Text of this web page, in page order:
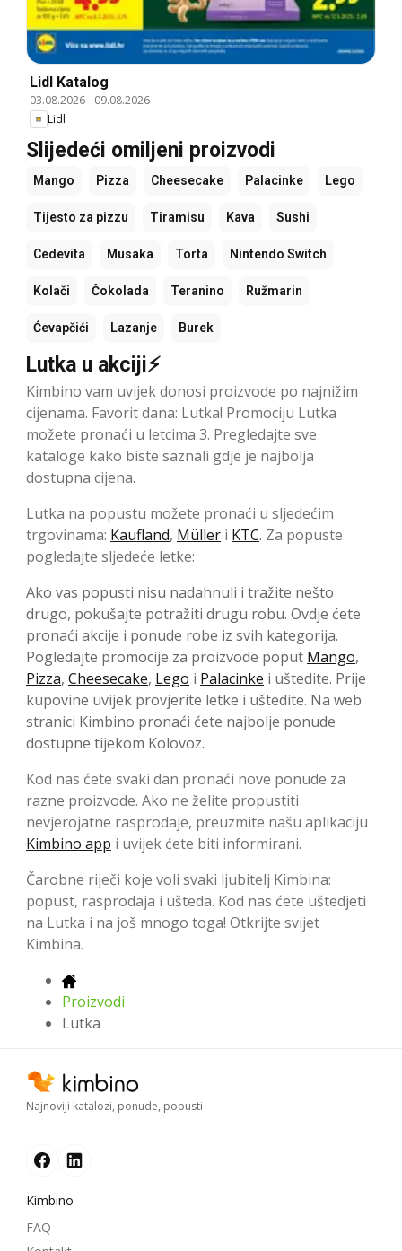
Lidl Katalog
03.08.2026- 09.08.2026
Lidl
Slijedeći omiljeni proizvodi
Mango Pizza Cheesecake Palacinke Lego
Tijesto za pizzu Tiramisu Kava Sushi
Cedevita Musaka Torta Nintendo Switch
Kolači Čokolada Teranino Ružmarin
Ćevapčići Lazanje Burek
Lutka u akciji⚡
Kimbino vam uvijek donosi proizvode po najnižim
cijenama. Favorit dana: Lutka! Promociju Lutka
možete pronaći u letcima 3. Pregledajte sve
kataloge kako biste saznali gdje je najbolja
dostupna cijena.
Lutka na popustu možete pronaći u sljedećim
trgovinama: Kaufland, Müller i KTC. Za popuste
pogledajte sljedeće letke:
Ako vas popusti nisu nadahnuli i tražite nešto
drugo, pokušajte potražiti drugu robu. Ovdje ćete
pronaći akcije i ponude robe iz svih kategorija.
Pogledajte promocije za proizvode poput Mango,
Pizza, Cheesecake, Lego i Palacinke i uštedite. Prije
kupovine uvijek provjerite letke i uštedite. Na web
stranici Kimbino pronaći ćete najbolje ponude
dostupne tijekom Kolovoz.
Kod nas ćete svaki dan pronaći nove ponude za
razne proizvode. Ako ne želite propustiti
nevjerojatne rasprodaje, preuzmite našu aplikaciju
Kimbino app i uvijek ćete biti informirani.
Čarobne riječi koje voli svaki ljubitelj Kimbina:
popust, rasprodaja i ušteda. Kod nas ćete uštedjeti
na Lutka i na još mnogo toga! Otkrijte svijet
Kimbina.
Proizvodi
Lutka
Najnoviji katalozi, ponude, popusti
Kimbino
FAQ